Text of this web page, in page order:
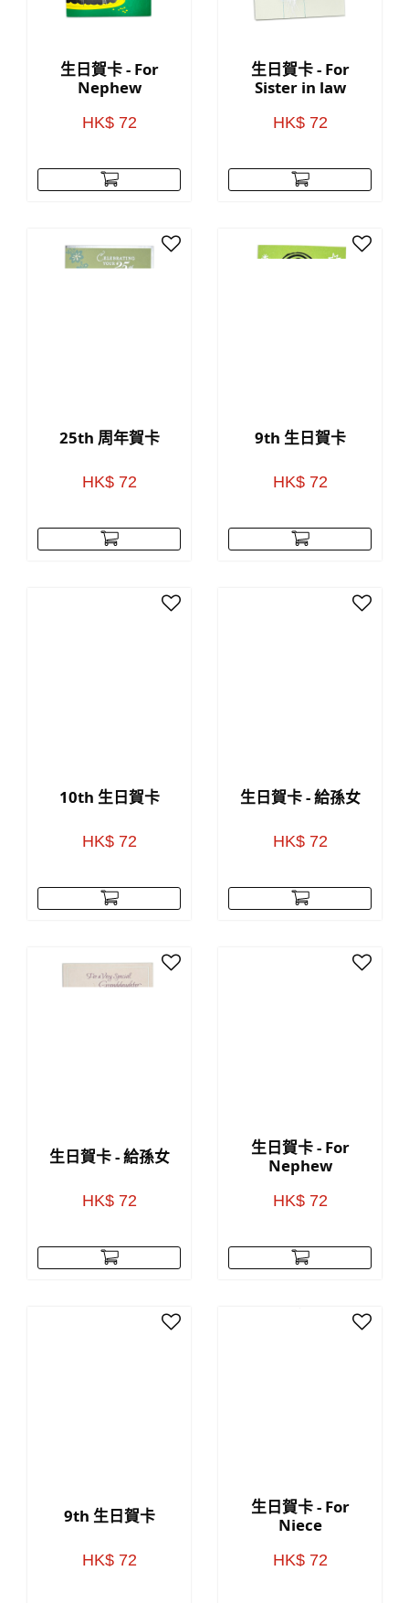
生日賀卡 - For
Nephew
HK$ 72
生日賀卡 - For
Sister in law
HK$ 72
25th 周年賀卡
HK$ 72
9th 生日賀卡
HK$ 72
10th 生日賀卡
HK$ 72
生日賀卡 - 給孫女
HK$ 72
生日賀卡 - 給孫女
HK$ 72
生日賀卡 - For
Nephew
HK$ 72
9th 生日賀卡
HK$ 72
生日賀卡 - For
Niece
HK$ 72